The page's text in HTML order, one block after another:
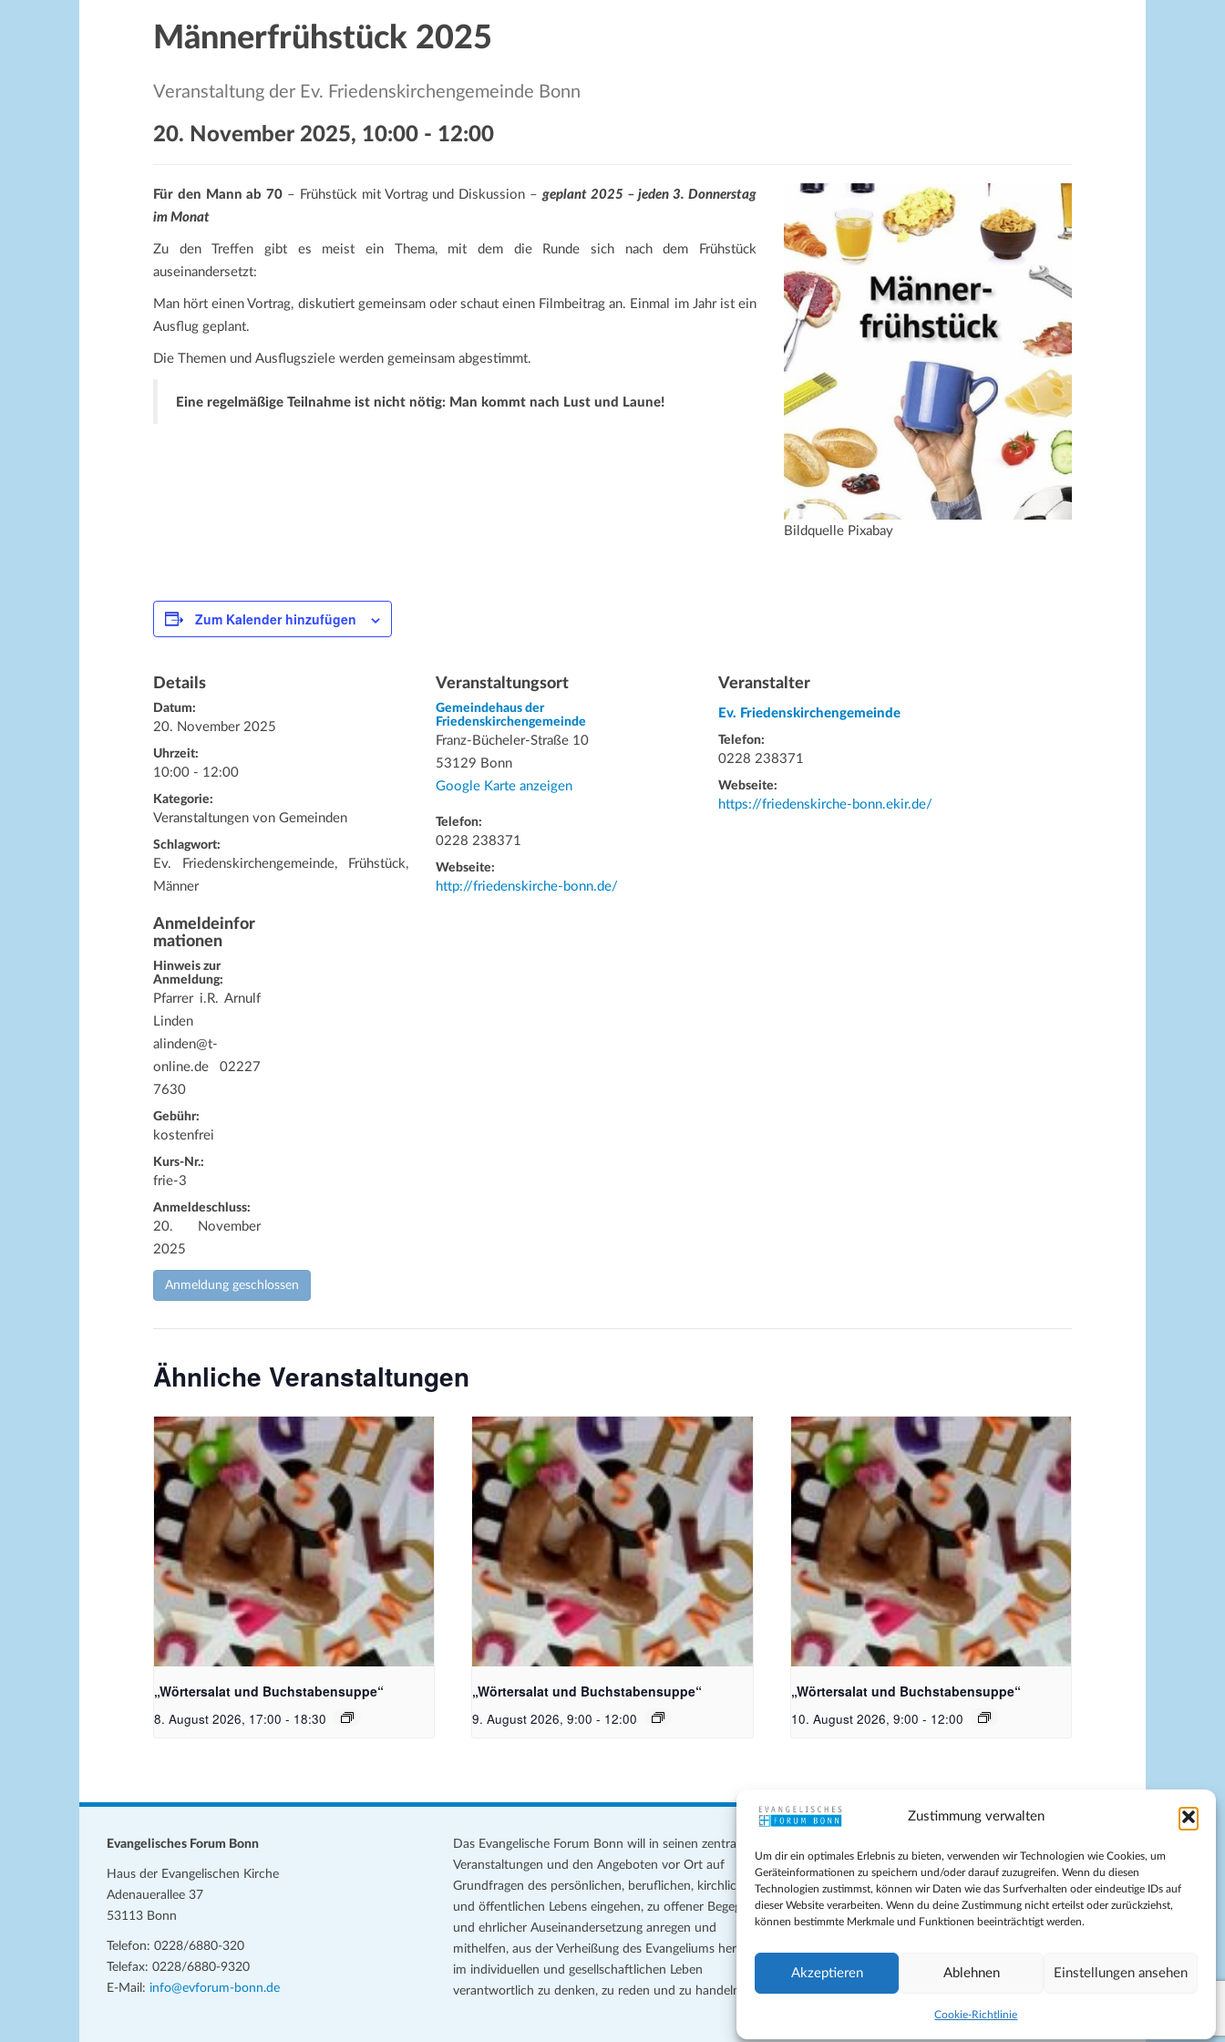
Zustimmung verwalten
Um dir ein optimales Erlebnis zu bieten, verwenden wir Technologien wie Cookies, um
Geräteinformationen zu speichern und/oder darauf zuzugreifen. Wenn du diesen
Technologien zustimmst, können wir Daten wie das Surfverhalten oder eindeutige IDs auf
dieser Website verarbeiten. Wenn du deine Zustimmung nicht erteilst oder zurückziehst,
können bestimmte Merkmale und Funktionen beeinträchtigt werden.
Akzeptieren Ablehnen Einstellungen ansehen
Cookie-Richtlinie
Männerfrühstück 2025
Veranstaltung der Ev. Friedenskirchengemeinde Bonn
20. November 2025, 10:00 - 12:00
Für den Mann ab 70 – Frühstück mit Vortrag und Diskussion – geplant 2025 – jeden 3. Donnerstag
im Monat
Zu den Treffen gibt es meist ein Thema, mit dem die Runde sich nach dem Frühstück
auseinandersetzt:
Man hört einen Vortrag, diskutiert gemeinsam oder schaut einen Filmbeitrag an. Einmal im Jahr ist ein
Ausflug geplant.
Die Themen und Ausflugsziele werden gemeinsam abgestimmt.
Eine regelmäßige Teilnahme ist nicht nötig: Man kommt nach Lust und Laune!
Bildquelle Pixabay
Zum Kalender hinzufügen
Details
Datum:
20. November 2025
Uhrzeit:
10:00 - 12:00
Kategorie:
Veranstaltungen von Gemeinden
Schlagwort:
Ev. Friedenskirchengemeinde, Frühstück,
Männer
Veranstaltungsort
Gemeindehaus der
Friedenskirchengemeinde
Franz-Bücheler-Straße 10
53129 Bonn
Google Karte anzeigen
Telefon:
0228 238371
Webseite:
http://friedenskirche-bonn.de/
Veranstalter
Ev. Friedenskirchengemeinde
Telefon:
0228 238371
Webseite:
https://friedenskirche-bonn.ekir.de/
Anmeldeinfor
mationen
Hinweis zur
Anmeldung:
Pfarrer i.R. Arnulf
Linden
alinden@t-
online.de 02227
7630
Gebühr:
kostenfrei
Kurs-Nr.:
frie-3
Anmeldeschluss:
20. November
2025
Anmeldung geschlossen
Ähnliche Veranstaltungen
Bildquelle_ Pixabay Free_Christoph
Meinersmann
„Wörtersalat und Buchstabensuppe“
8. August 2026, 17:00 - 18:30
Bildquelle_ Pixabay Free_Christoph
Meinersmann
„Wörtersalat und Buchstabensuppe“
9. August 2026, 9:00 - 12:00
Bildquelle_ Pixabay Free_Christoph
Meinersmann
„Wörtersalat und Buchstabensuppe“
10. August 2026, 9:00 - 12:00
Evangelisches Forum Bonn
Haus der Evangelischen Kirche
Adenauerallee 37
53113 Bonn
Telefon: 0228/6880-320
Telefax: 0228/6880-9320
E-Mail: info@evforum-bonn.de
Das Evangelische Forum Bonn will in seinen zentralen
Veranstaltungen und den Angeboten vor Ort auf
Grundfragen des persönlichen, beruflichen, kirchlichen
und öffentlichen Lebens eingehen, zu offener Begegnung
und ehrlicher Auseinandersetzung anregen und
mithelfen, aus der Verheißung des Evangeliums heraus
im individuellen und gesellschaftlichen Leben
verantwortlich zu denken, zu reden und zu handeln.
Datenschutz
Teilnahmebedingungen
Evangelische Kirche in Bonn
Cookie-Richtlinie (EU)